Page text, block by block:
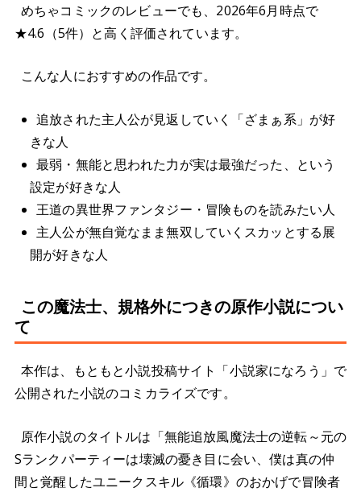
めちゃコミックのレビューでも、2026年6月時点で
★4.6（5件）と高く評価されています。
こんな人におすすめの作品です。
追放された主人公が見返していく「ざまぁ系」が好
きな人
最弱・無能と思われた力が実は最強だった、という
設定が好きな人
王道の異世界ファンタジー・冒険ものを読みたい人
主人公が無自覚なまま無双していくスカッとする展
開が好きな人
この魔法士、規格外につきの原作小説につい
て
本作は、もともと小説投稿サイト「小説家になろう」で
公開された小説のコミカライズです。
原作小説のタイトルは「無能追放風魔法士の逆転～元の
Sランクパーティーは壊滅の憂き目に会い、僕は真の仲
間と覚醒したユニークスキル《循環》のおかげで冒険者